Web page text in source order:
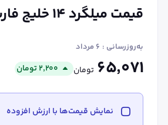
قیمت میلگرد ۱۴ خلیج فارس
به‌روزرسانی : ۶ مرداد
۶۵٬۰۷۱ تومان ۲٬۲۰۰ تومان
نمایش قیمت‌ها با ارزش افزوده